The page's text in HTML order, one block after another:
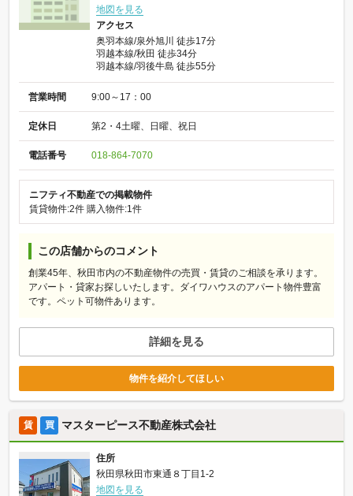
地図を見る
アクセス
奥羽本線/泉外旭川 徒歩17分
羽越本線/秋田 徒歩34分
羽越本線/羽後牛島 徒歩55分
営業時間 9:00～17：00
定休日 第2・4土曜、日曜、祝日
電話番号 018-864-7070
ニフティ不動産での掲載物件
賃貸物件:2件 購入物件:1件
この店舗からのコメント
創業45年、秋田市内の不動産物件の売買・賃貸のご相談を承ります。
アパート・貸家お探しいたします。ダイワハウスのアパート物件豊富
です。ペット可物件あります。
詳細を見る
物件を紹介してほしい
賃 買 マスターピース不動産株式会社
住所
秋田県秋田市東通８丁目1-2
地図を見る